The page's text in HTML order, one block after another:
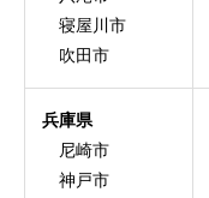
寝屋川市
吹田市
兵庫県
尼崎市
神戸市